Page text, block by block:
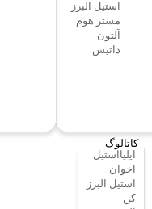
استیل البرز
مستر هوم
آلتون
داتیس
کاتالوگ
ایلیااستیل
اخوان
استیل البرز
کن